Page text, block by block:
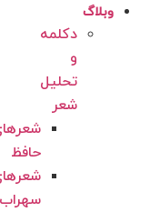
وبلاگ
دکلمه
تحلیل
شعر
شعرهای
حافظ
شعرهای
سهراب